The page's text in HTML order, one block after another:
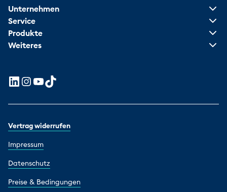
Unternehmen
Service
Produkte
Weiteres
Vertrag widerrufen
Impressum
Datenschutz
Preise & Bedingungen